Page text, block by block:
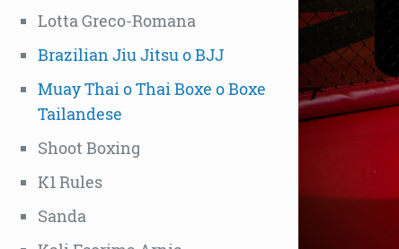
Lotta Greco-Romana
Brazilian Jiu Jitsu o BJJ
Muay Thai o Thai Boxe o Boxe
Tailandese
Shoot Boxing
K1 Rules
Sanda